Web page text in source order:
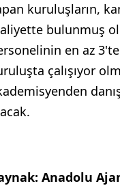
kuruluşların,
bulunmuş
en az
çalışıyor
Anadolu